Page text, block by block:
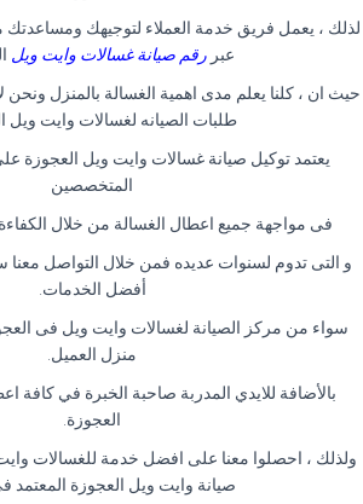
لذلك ، يعمل فريق خدمة العملاء لتوجيهك
عبر رقم صيانة غسالات وايت ويل
حيث ان ، كلنا يعلم مدى اهمية الغسالة بالمنزل ونحن
طلبات الصيانه لغسالات وايت ويل
يعتمد توكيل صيانة غسالات وايت ويل العجوزة
المتخصصين
فى مواجهة جميع اعطال الغسالة من خلال الكفاءة
و التى تدوم لسنوات عديده فمن خلال التواصل
أفضل الخدمات.
سواء من مركز الصيانة لغسالات وايت ويل فى
منزل العميل.
بالأضافة للايدي المدربة صاحبة الخبرة في كافة
العجوزة.
ولذلك ، احصلوا معنا على افضل خدمة للغسالات
صيانة وايت ويل العجوزة المعتمد